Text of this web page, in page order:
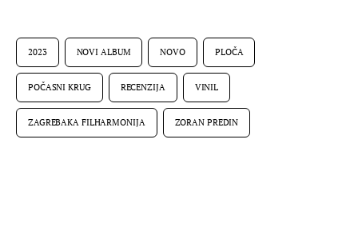
2023 NOVI ALBUM NOVO PLOČA
POČASNI KRUG RECENZIJA VINIL
ZAGREBAKA FILHARMONIJA ZORAN PREDIN